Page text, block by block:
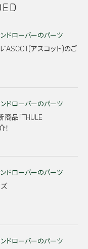
ドローバーのパーツ
アスコット)のご
ドローバーのパーツ
商品「THULE
！
ドローバーのパーツ
ドローバーのパーツ